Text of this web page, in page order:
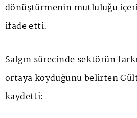
dönüştürmenin mutluluğu
ifade etti.
Salgın sürecinde sektörün
ortaya koyduğunu belirten
kaydetti: